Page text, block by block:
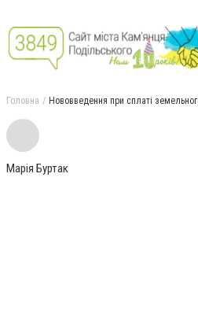
Головна Нововведення при сплаті
Марія Буртак